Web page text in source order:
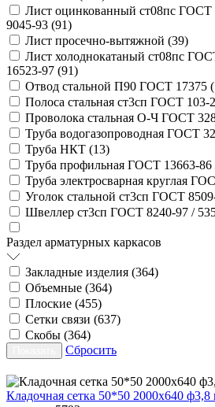
Лист оцинкованный ст08пс ГОСТ
9045-93 (91)
Лист просечно-вытяжной (39)
Лист холоднокатаный ст08пс
16523-97 (91)
Отвод стальной П90 ГОСТ 17375 (
Полоса стальная ст3сп ГОСТ 103-
Проволока стальная О-Ч ГОСТ
Труба водогазопроводная ГОСТ
Труба НКТ (13)
Труба профильная ГОСТ 13663-86
Труба электросварная круглая
Уголок стальной ст3сп ГОСТ
Швеллер ст3сп ГОСТ 8240-97 /
Раздел арматурных каркасов
Закладные изделия (364)
Объемные (364)
Плоские (455)
Сетки связи (637)
Скобы (364)
Сбросить
Кладочная сетка 50*50 2000х640